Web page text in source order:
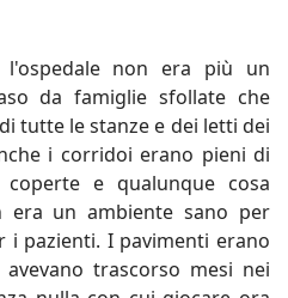
non era più un
da famiglie sfollate che
tutte le stanze e dei letti dei
i corridoi erano pieni di
e qualunque cosa
era un ambiente sano per
i pazienti. I pavimenti erano
trascorso mesi nei